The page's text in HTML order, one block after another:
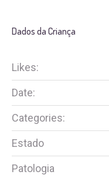
Dados da Criança
Likes:
Date:
Categories:
Estado
Patologia